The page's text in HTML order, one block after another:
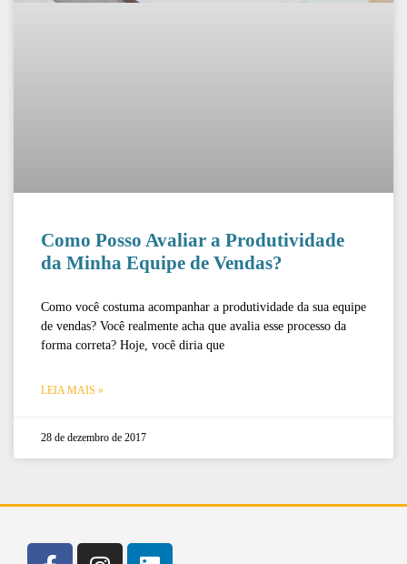
Como Posso Avaliar a Produtividade
da Minha Equipe de Vendas?
Como você costuma acompanhar a produtividade da sua equipe
de vendas? Você realmente acha que avalia esse processo da
forma correta? Hoje, você diria que
LEIA MAIS »
28 de dezembro de 2017